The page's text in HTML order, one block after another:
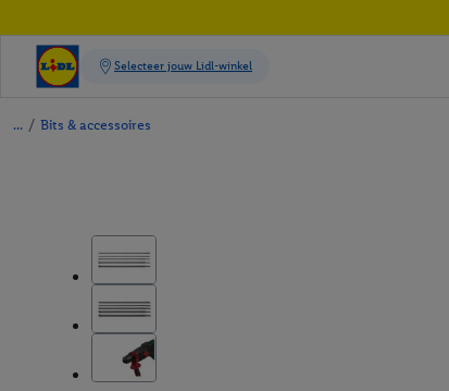
/ Bits & accessoires